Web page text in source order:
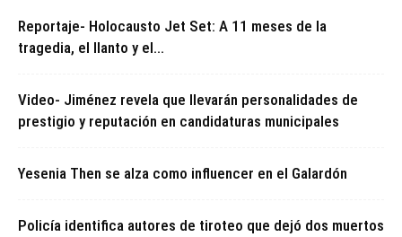
Reportaje- Holocausto Jet Set: A 11 meses de la
tragedia, el llanto y el...
Video- Jiménez revela que llevarán personalidades de
prestigio y reputación en candidaturas municipales
Yesenia Then se alza como influencer en el Galardón
Policía identifica autores de tiroteo que dejó dos muertos